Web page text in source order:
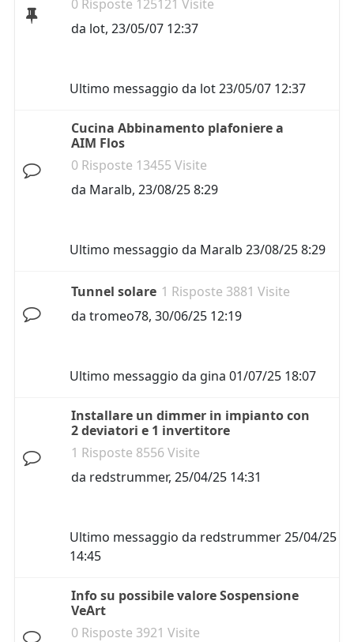
0 Risposte 125121 Visite
da lot, 23/05/07 12:37
Ultimo messaggio da lot23/05/07 12:37
Cucina Abbinamento plafoniere a
AIM Flos
0 Risposte 13455 Visite
da Maralb, 23/08/25 8:29
Ultimo messaggio da Maralb 23/08/25 8:29
Tunnel solare 1 Risposte 3881 Visite
da tromeo78, 30/06/25 12:19
Ultimo messaggio da gina 01/07/25 18:07
Installare un dimmer in impianto con
2 deviatori e 1 invertitore
1 Risposte 8556 Visite
da redstrummer, 25/04/25 14:31
Ultimo messaggio da redstrummer25/04/25
14:45
Info su possibile valore Sospensione
VeArt
0 Risposte 3921 Visite